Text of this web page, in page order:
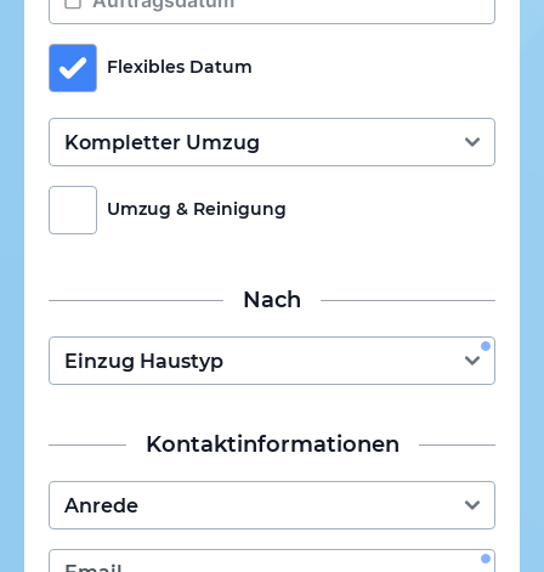
Flexibles Datum
Umzug & Reinigung
Nach
Kontaktinformationen